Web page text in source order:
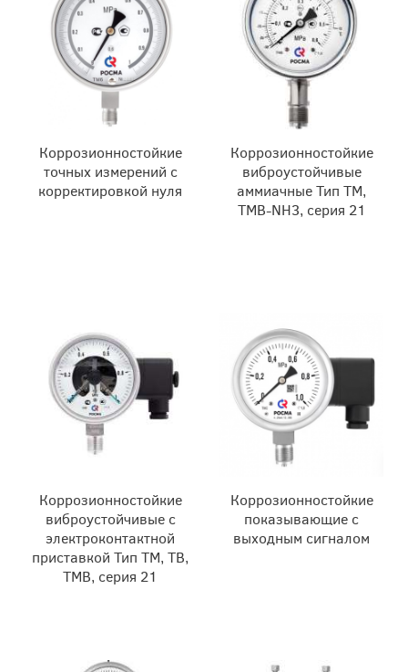
Коррозионностойкие
точных измерений с
корректировкой нуля
Коррозионностойкие
виброустойчивые
аммиачные Тип ТМ,
ТМВ-NH3, серия 21
Коррозионностойкие
виброустойчивые с
электроконтактной
приставкой Тип ТМ, ТВ,
ТМВ, серия 21
Коррозионностойкие
показывающие с
выходным сигналом